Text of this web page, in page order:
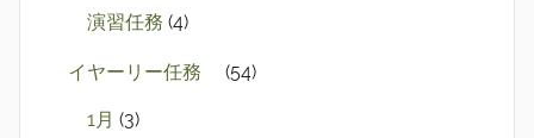
演習任務 (4)
イヤーリー任務 (54)
1月 (3)